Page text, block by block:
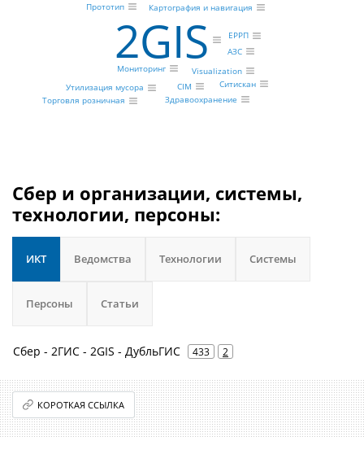
2GIS
Картография и навигация
Мониторинг Visualization
Утилизация мусора
Прототип
CIM Ситискан
Торговля розничная
АЗС
Здравоохранение
ЕРРП
Сбер и организации, системы,
технологии, персоны:
ИКТ Ведомства Технологии Системы
Персоны Статьи
Сбер - 2ГИС - 2GIS - ДубльГИС 433 2
КОРОТКАЯ ССЫЛКА